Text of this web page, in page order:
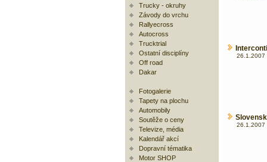
Trucky - okruhy
Závody do vrchu
Rallyecross
Autocross
Trucktrial
Ostatní disciplíny
Off road
Dakar
Fotogalerie
Tapety na plochu
Automobily
Soutěže o ceny
Televize, média
Kalendář akcí
Dopravní tématika
Motor SHOP
26.1.2007
26.1.2007